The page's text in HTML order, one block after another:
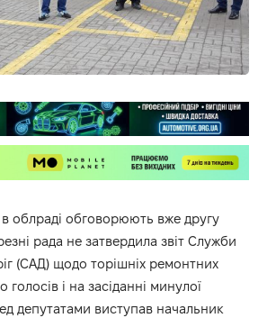
в облраді обговорюють вже другу
рада не затвердила звіт Служби
(САД) щодо торішніх ремонтних
голосів і на засіданні минулої
депутатами виступав начальник